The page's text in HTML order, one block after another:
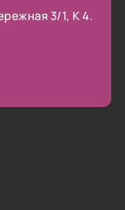
3/1, К 4.